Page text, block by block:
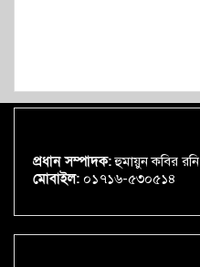
প্রধান সম্পাদক:হুমায়ুন কবির রনি
মোবাইল: ০১৭১৬-৫৩০৫১৪